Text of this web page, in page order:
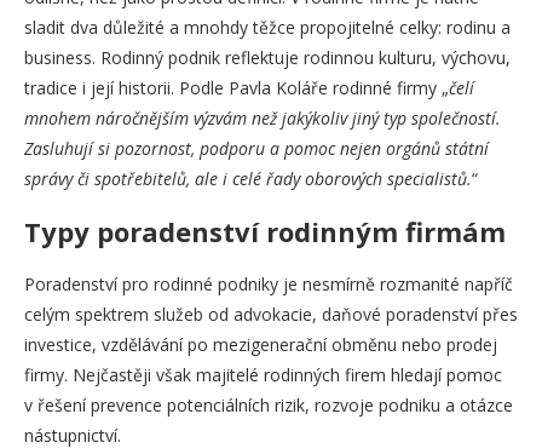
sladit dva důležité a mnohdy těžce propojitelné celky: rodinu a
business. Rodinný podnik reflektuje rodinnou kulturu, výchovu,
tradice i její historii. Podle Pavla Koláře rodinné firmy „čelí
mnohem náročnějším výzvám než jakýkoliv jiný typ společností.
Zasluhují si pozornost, podporu a pomoc nejen orgánů státní
správy či spotřebitelů, ale i celé řady oborových specialistů.“
Typy poradenství rodinným firmám
Poradenství pro rodinné podniky je nesmírně rozmanité napříč
celým spektrem služeb od advokacie, daňové poradenství přes
investice, vzdělávání po mezigenerační obměnu nebo prodej
firmy. Nejčastěji však majitelé rodinných firem hledají pomoc
v řešení prevence potenciálních rizik, rozvoje podniku a otázce
nástupnictví.